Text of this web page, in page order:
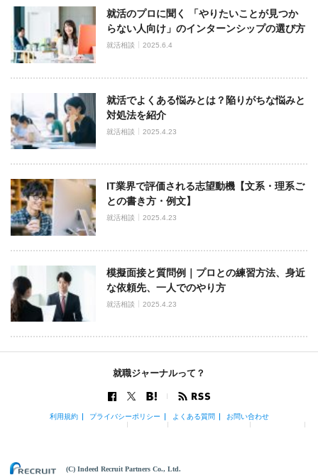
就活のプロに聞く 「やりたいことが見つか
らない人向け」のインターンシップの選び方
就活相談 2025.6.4
就活でよくある悩みとは？陥りがちな悩みと
対処法を紹介
就活相談 2025.4.23
IT業界で評価される志望動機【文系・理系ご
との書き方・例文】
就活相談 2025.4.23
模擬面接と質問例｜プロとの練習方法、身近
な依頼先、一人でのやり方
就活相談 2025.4.23
就職ジャーナルって？
利用規約 プライバシーポリシー よくある質問 お問い合わせ
(C) Indeed Recruit Partners Co., Ltd.